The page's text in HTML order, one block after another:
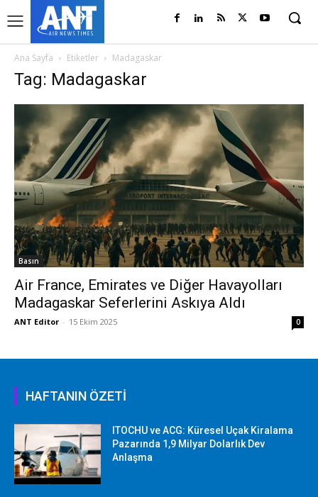
Ana Sayfa Etiketler Madagaskar
Tag: Madagaskar
Basın
Air France, Emirates ve Diğer Havayolları
Madagaskar Seferlerini Askıya Aldı
ANT Editor - 15 Ekim 2025 0
HAFTANIN ÖZETİ
ITOCHU ve ACG: Küresel Uçak Kiralama
Pazarında 1,9 Milyar Dolarlık Dev
Anlaşma